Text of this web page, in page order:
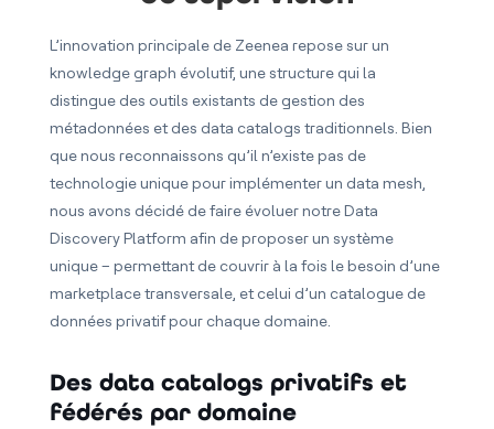
L’innovation principale de Zeenea repose sur un
knowledge graph évolutif, une structure qui la
distingue des outils existants de gestion des
métadonnées et des data catalogs traditionnels. Bien
que nous reconnaissons qu’il n’existe pas de
technologie unique pour implémenter un data mesh,
nous avons décidé de faire évoluer notre Data
Discovery Platform afin de proposer un système
unique – permettant de couvrir à la fois le besoin d’une
marketplace transversale, et celui d’un catalogue de
données privatif pour chaque domaine.
Des data catalogs privatifs et
fédérés par domaine